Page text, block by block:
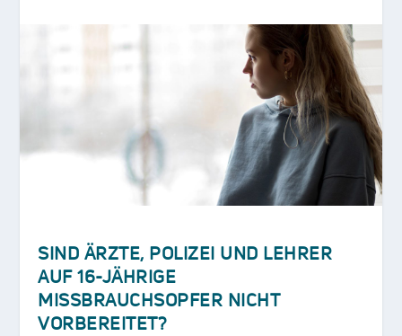
SIND ÄRZTE, POLIZEI UND LEHRER
AUF 16-JÄHRIGE
MISSBRAUCHSOPFER NICHT
VORBEREITET?